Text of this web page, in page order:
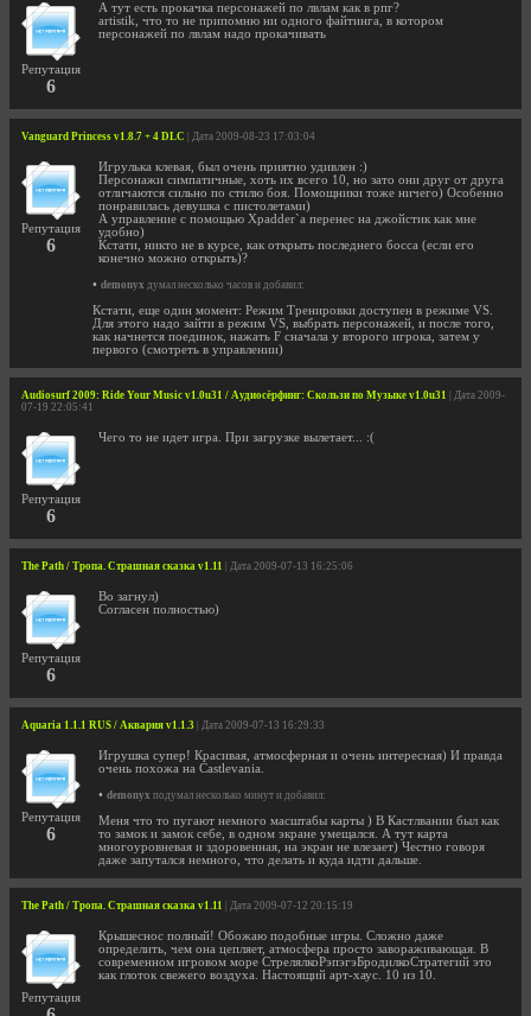
Репутация
6
А тут есть прокачка персонажей по лвлам как в рпг?
artistik, что то не припомню ни одного файтинга, в котором
персонажей по лвлам надо прокачивать
Vanguard Princess v1.8.7 + 4 DLC | Дата 2009-08-23 17:03:04
Репутация
6
Игрулька клевая, был очень приятно удивлен :)
Персонажи симпатичные, хоть их всего 10, но зато они друг от друга
отличаются сильно по стилю боя. Помощники тоже ничего) Особенно
понравилась девушка с пистолетами)
А управление с помощью Xpadder`a перенес на джойстик как мне
удобно)
Кстати, никто не в курсе, как открыть последнего босса (если его
конечно можно открыть)?
• demonyx думал несколько часов и добавил:
Кстати, еще один момент: Режим Тренировки доступен в режиме VS.
Для этого надо зайти в режим VS, выбрать персонажей, и после того,
как начнется поединок, нажать F сначала у второго игрока, затем у
первого (смотреть в управлении)
Audiosurf 2009: Ride Your Music v1.0u31 / Аудиосёрфинг: Скользи по Музыке v1.0u31 | Дата 2009-
07-19 22:05:41
Репутация
6
Чего то не идет игра. При загрузке вылетает... :(
The Path / Тропа. Страшная сказка v1.11 | Дата 2009-07-13 16:25:06
Репутация
6
Во загнул)
Согласен полностью)
Aquaria 1.1.1 RUS / Аквария v1.1.3 | Дата 2009-07-13 16:29:33
Репутация
6
Игрушка супер! Красивая, атмосферная и очень интересная) И правда
очень похожа на Castlevania.
• demonyx подумал несколько минут и добавил:
Меня что то пугают немного масштабы карты ) В Кастлвании был как
то замок и замок себе, в одном экране умещался. А тут карта
многоуровневая и здоровенная, на экран не влезает) Честно говоря
даже запутался немного, что делать и куда идти дальше.
The Path / Тропа. Страшная сказка v1.11 | Дата 2009-07-12 20:15:19
Репутация
Крышеснос полный! Обожаю подобные игры. Сложно даже
определить, чем она цепляет, атмосфера просто завораживающая. В
современном игровом море СтрелялкоРэпэгэБродилкоСтратегий это
как глоток свежего воздуха. Настоящий арт-хаус. 10 из 10.